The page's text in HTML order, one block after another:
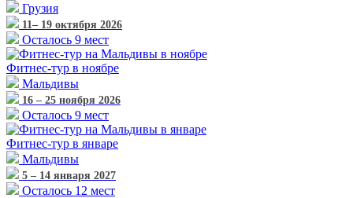
Грузия
11– 19 октября 2026
Осталось 9 мест
Фитнес-тур в ноябре
Мальдивы
16 – 25 ноября 2026
Осталось 9 мест
Фитнес-тур в январе
Мальдивы
5 – 14 января 2027
Осталось 12 мест